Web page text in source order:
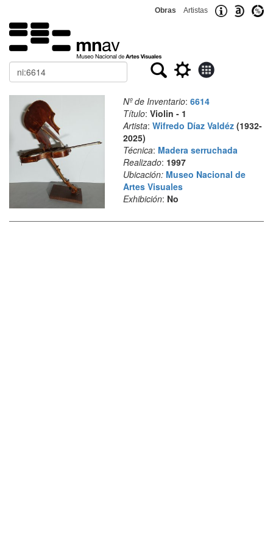
Obras Artistas
Buscar
Nº de Inventario: 6614
Título: Violin - 1
Artista: Wifredo Díaz Valdéz(1932-
2025)
Técnica: Madera serruchada
Realizado: 1997
Ubicación: Museo Nacional de
Artes Visuales
Exhibición: No